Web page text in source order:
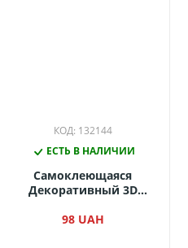
КОД: 132144
ЕСТЬ В НАЛИЧИИ
Самоклеющаяся
Декоративный 3D
Контраст Темно-Серый
98 UAH